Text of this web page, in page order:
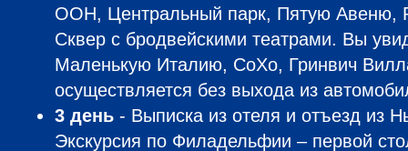
ООН, Центральный парк, Пятую Авеню,
Сквер с бродвейскими театрами. Вы
Маленькую Италию, СоХо, Гринвич
осуществляется без выхода из
3 день - Выписка из отеля и отъезд из
Экскурсия по Филадельфии – первой